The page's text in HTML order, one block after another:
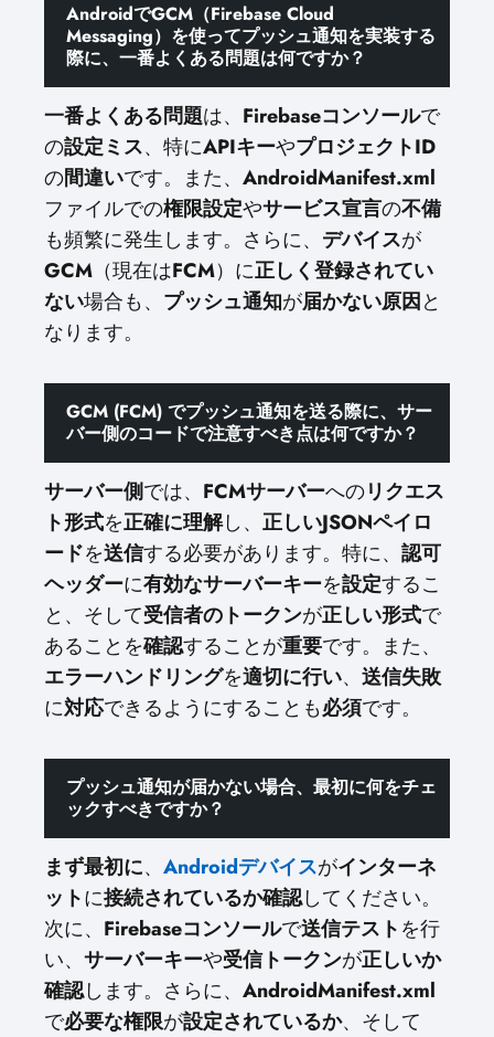
AndroidでGCM（Firebase Cloud
Messaging）を使ってプッシュ通知を実装する
際に、一番よくある問題は何ですか？
一番よくある問題は、 Firebaseコンソールで
の設定ミス、特にAPIキーやプロジェクトID
の間違いです。また、 AndroidManifest.xml
ファイルでの権限設定やサービス宣言の不備
も頻繁に発生します。さらに、 デバイスが
GCM （現在はFCM）に正しく登録されてい
ない場合も、 プッシュ通知が届かない原因と
なります。
GCM (FCM) でプッシュ通知を送る際に、サー
バー側のコードで注意すべき点は何ですか？
サーバー側では、 FCMサーバーへのリクエス
ト形式を正確に理解し、 正しいJSONペイロ
ードを送信する必要があります。特に、 認可
ヘッダーに有効なサーバーキーを設定するこ
と、そして受信者のトークンが正しい形式で
あることを確認することが重要です。また、
エラーハンドリングを適切に行い、 送信失敗
に対応できるようにすることも必須です。
プッシュ通知が届かない場合、最初に何をチェ
ックすべきですか？
まず最初に、 Androidデバイスがインターネ
ットに接続されているか確認してください。
次に、 Firebaseコンソールで送信テストを行
い、 サーバーキーや受信トークンが正しいか
確認します。さらに、 AndroidManifest.xml
で必要な権限が設定されているか、そして